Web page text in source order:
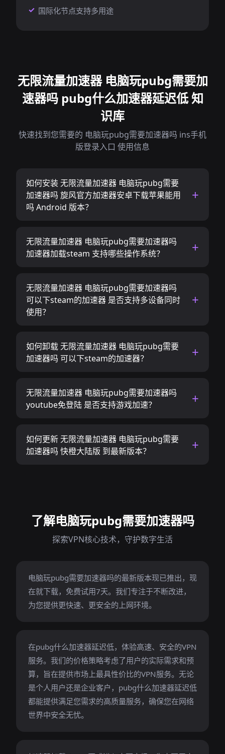
国际化节点支持多用途
无限流量加速器 电脑玩pubg需要加
速器吗 pubg什么加速器延迟低 知
识库
快速找到您需要的 电脑玩pubg需要加速器吗 ins手机
版登录入口 使用信息
如何安装 无限流量加速器 电脑玩pubg需要
加速器吗 旋风官方加速器安卓下载苹果能用
吗 Android 版本？
无限流量加速器 电脑玩pubg需要加速器吗
加速器加载steam 支持哪些操作系统？
无限流量加速器 电脑玩pubg需要加速器吗
可以下steam的加速器 是否支持多设备同时
使用？
如何卸载 无限流量加速器 电脑玩pubg需要
加速器吗 可以下steam的加速器？
无限流量加速器 电脑玩pubg需要加速器吗
youtube免登陆 是否支持游戏加速？
如何更新 无限流量加速器 电脑玩pubg需要
加速器吗 快橙大陆版 到最新版本？
了解电脑玩pubg需要加速器吗
探索VPN核心技术，守护数字生活
电脑玩pubg需要加速器吗的最新版本现已推出，现
在就下载，免费试用7天。我们专注于不断改进，
为您提供更快速、更安全的上网环境。
在pubg什么加速器延迟低，体验高速、安全的VPN
服务。我们的价格策略考虑了用户的实际需求和预
算，旨在提供市场上最具性价比的VPN服务。无论
是个人用户还是企业客户，pubg什么加速器延迟低
都能提供满足您需求的高质量服务，确保您在网络
世界中安全无忧。